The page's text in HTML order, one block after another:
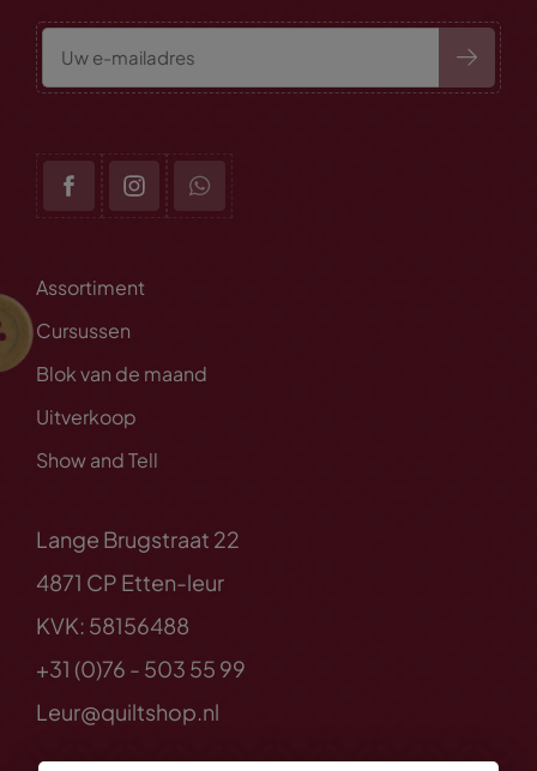
Assortiment
Cursussen
Blok van de maand
Uitverkoop
Show and Tell
Lange Brugstraat 22
4871 CP Etten-leur
KVK: 58156488
+31 (0)76 - 503 55 99
Leur@quiltshop.nl